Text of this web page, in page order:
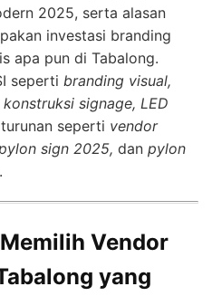
2025, serta alasan
investasi branding
apa pun di Tabalong.
seperti branding visual,
signage, LED
seperti vendor
sign 2025, dan pylon
.
Vendor
yang